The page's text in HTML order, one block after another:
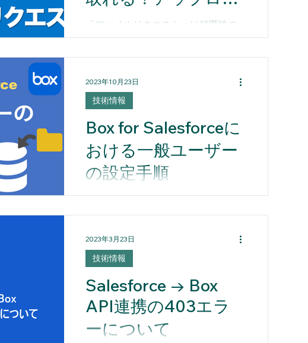
ド専用リンク「ファ
イルリクエスト」
「ファイルリクエスト」は秘匿性の
高いファイルを受け取る際に便利な
で、 Boxアカウントの有無に関わら
ずリクエストされたフォルダにファ
イルをアップすることができます。
【ファイル受信者側のメリット】...
Box for Salesforceに
おける一般ユーザー
の設定手順
SalesforceとBoxを連携させる設定に
ついて、 管理者向けの情報は他のウ
すが、 一般ユーザー向けの設定方法
については、情報提供が不足してい
ることが多いため、 今回は一般ユー
ザー向けの手順を記事にまとめまし
た。 参考サイト：Box...
技術情報
2023年10月23日
Salesforce → Box
API連携の403エラ
ーについて
技術情報
2023年3月23日